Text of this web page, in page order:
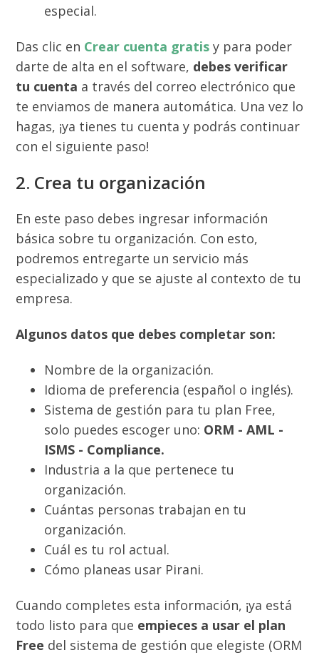
especial.
Das clic en Crear cuenta gratis y para poder
darte de alta en el software, debes verificar
tu cuenta a través del correo electrónico que
te enviamos de manera automática. Una vez lo
hagas, ¡ya tienes tu cuenta y podrás continuar
con el siguiente paso!
2. Crea tu organización
En este paso debes ingresar información
básica sobre tu organización. Con esto,
podremos entregarte un servicio más
especializado y que se ajuste al contexto de tu
empresa.
Algunos datos que debes completar son:
Nombre de la organización.
Idioma de preferencia (español o inglés).
Sistema de gestión para tu plan Free,
solo puedes escoger uno: ORM - AML -
ISMS - Compliance.
Industria a la que pertenece tu
organización.
Cuántas personas trabajan en tu
organización.
Cuál es tu rol actual.
Cómo planeas usar Pirani.
Cuando completes esta información, ¡ya está
todo listo para que empieces a usar el plan
Free del sistema de gestión que elegiste (ORM